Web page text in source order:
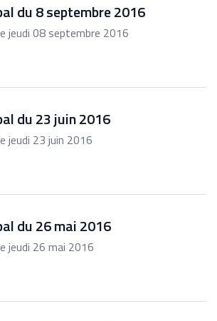
du 8 septembre 2016
jeudi 08 septembre 2016
du 23 juin 2016
jeudi 23 juin 2016
du 26 mai 2016
jeudi 26 mai 2016